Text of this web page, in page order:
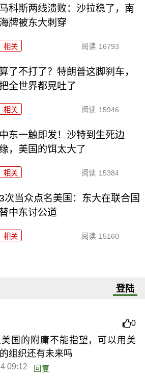
马科斯两线溃败：沙拉稳了，南
海牌被东大刺穿
相关 阅读 16793
了不打了？特朗普这脚刹车，
全世界都晃吐了
相关 阅读 15946
中东一触即发！沙特到生死边
缘，美国的饵太大了
相关 阅读 15384
次当众点名美国：东大在联合国
替中东讨公道
相关 阅读 15160
登陆
0
国的附庸不能指望，可以用美
组织还有未来吗
09:12 回复